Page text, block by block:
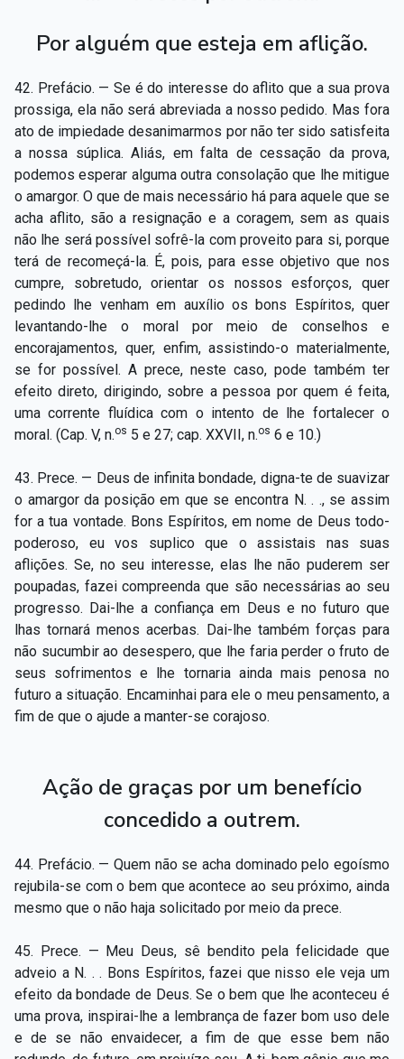
Capítulo XIX — A fé transporta montanhas
Capítulo XX — Os trabalhadores da última hora ▸
Capítulo XXI — Haverá falsos cristos e falsos
profetas
▸
Capítulo XXII — Não separareis o que Deus juntou
Capítulo XXIII — Estranha moral ▸
Capítulo XXIV — Não ponhais a candeia debaixo do
alqueire
▸
Capítulo XXV — Buscai e achareis
Capítulo XXVI — Dai gratuitamente o que
gratuitamente recebestes
▸
Capítulo XXVII — Pedi e obtereis ▸
Por alguém que esteja em aflição.
42. Prefácio. — Se é do interesse do aflito que a sua prova
prossiga, ela não será abreviada a nosso pedido. Mas fora
ato de impiedade desanimarmos por não ter sido satisfeita
a nossa súplica. Aliás, em falta de cessação da prova,
podemos esperar alguma outra consolação que lhe mitigue
o amargor. O que de mais necessário há para aquele que se
acha aflito, são a resignação e a coragem, sem as quais
não lhe será possível sofrê-la com proveito para si, porque
terá de recomeçá-la. É, pois, para esse objetivo que nos
cumpre, sobretudo, orientar os nossos esforços, quer
pedindo lhe venham em auxílio os bons Espíritos, quer
levantando-lhe o moral por meio de conselhos e
encorajamentos, quer, enfim, assistindo-o materialmente,
se for possível. A prece, neste caso, pode também ter
efeito direto, dirigindo, sobre a pessoa por quem é feita,
uma corrente fluídica com o intento de lhe fortalecer o
moral. (Cap. V, n.os 5 e 27; cap. XXVII, n.os 6 e 10.)
43. Prece. — Deus de infinita bondade, digna-te de suavizar
o amargor da posição em que se encontra N. . ., se assim
for a tua vontade. Bons Espíritos, em nome de Deus todo-
poderoso, eu vos suplico que o assistais nas suas
aflições. Se, no seu interesse, elas lhe não puderem ser
poupadas, fazei compreenda que são necessárias ao seu
progresso. Dai-lhe a confiança em Deus e no futuro que
lhas tornará menos acerbas. Dai-lhe também forças para
não sucumbir ao desespero, que lhe faria perder o fruto de
seus sofrimentos e lhe tornaria ainda mais penosa no
futuro a situação. Encaminhai para ele o meu pensamento, a
fim de que o ajude a manter-se corajoso.
Ação de graças por um benefício
concedido a outrem.
44. Prefácio. — Quem não se acha dominado pelo egoísmo
rejubila-se com o bem que acontece ao seu próximo, ainda
mesmo que o não haja solicitado por meio da prece.
45. Prece. — Meu Deus, sê bendito pela felicidade que
adveio a N. . . Bons Espíritos, fazei que nisso ele veja um
efeito da bondade de Deus. Se o bem que lhe aconteceu é
uma prova, inspirai-lhe a lembrança de fazer bom uso dele
e de se não envaidecer, a fim de que esse bem não